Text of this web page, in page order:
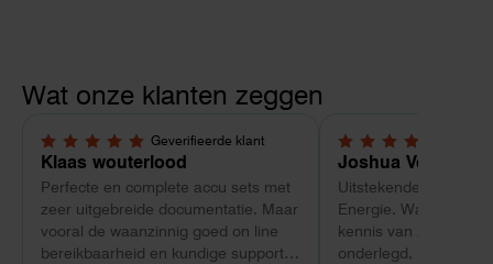
Wat onze klanten zeggen
Geverifieerde klant
5,0 van 5 sterren
Klaas wouterlood
Perfecte en complete accu sets met
zeer uitgebreide documentatie. Maar
vooral de waanzinnig goed on line
bereikbaarheid en kundige support
5,0 van 5 sterren
Joshua Verdonk
Uitstekende ervaring
Energie. Wat vooral
kennis van zaken:
onderlegd, heldere